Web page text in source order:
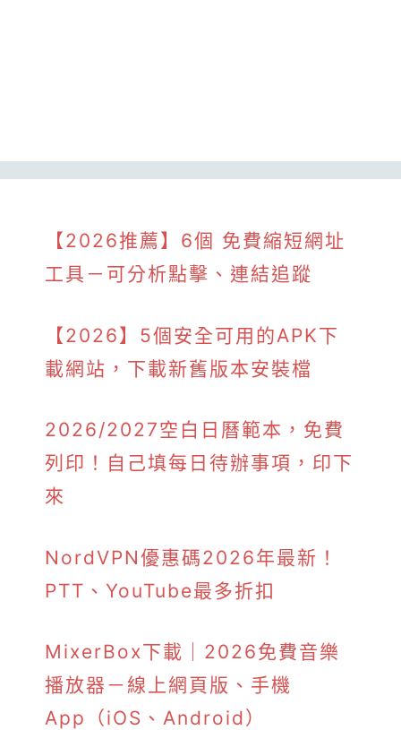
【2026推薦】6個 免費縮短網址
工具－可分析點擊、連結追蹤
【2026】5個安全可用的APK下
載網站，下載新舊版本安裝檔
2026/2027空白日曆範本，免費
列印！自己填每日待辦事項，印下
來
NordVPN優惠碼2026年最新！
PTT、YouTube最多折扣
MixerBox下載｜2026免費音樂
播放器－線上網頁版、手機
App（iOS、Android）